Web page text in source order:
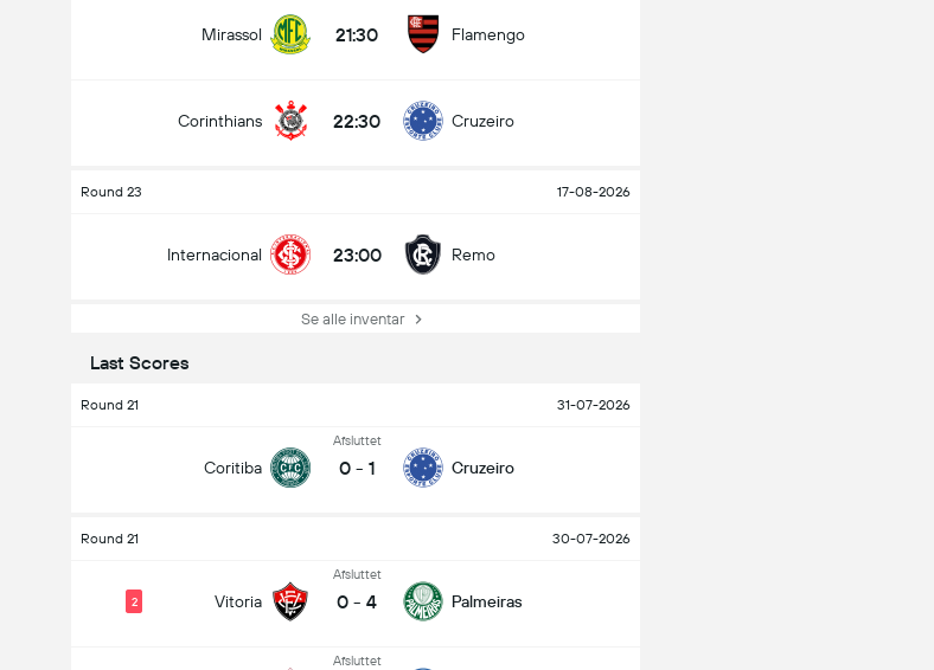
Mirassol 21:30 Flamengo
Corinthians 22:30 Cruzeiro
Round 23 17-08-2026
Internacional 23:00 Remo
Se alle inventar
Last Scores
Round 21 31-07-2026
Coritiba
Afsluttet
0 - 1 Cruzeiro
Round 21 30-07-2026
Vitoria
2
Afsluttet
0 - 4 Palmeiras
Afsluttet